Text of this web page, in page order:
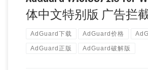
体中文特别版 广告拦
AdGuard下载 AdGuard价格
AdGuard正版 AdGuard破解版